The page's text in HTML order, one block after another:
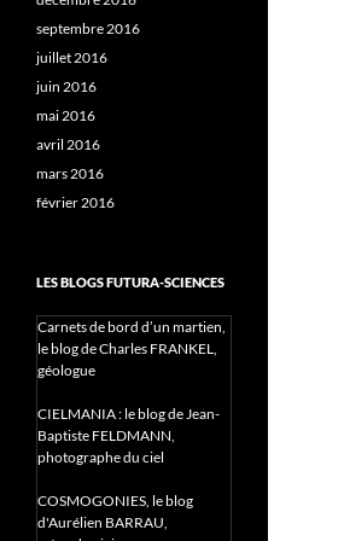
septembre 2016
juillet 2016
juin 2016
mai 2016
avril 2016
mars 2016
février 2016
LES BLOGS FUTURA-SCIENCES
Carnets de bord d’un martien,
le blog de Charles FRANKEL,
géologue
CIELMANIA : le blog de Jean-
Baptiste FELDMANN,
photographe du ciel
COSMOGONIES, le blog
d'Aurélien BARRAU,